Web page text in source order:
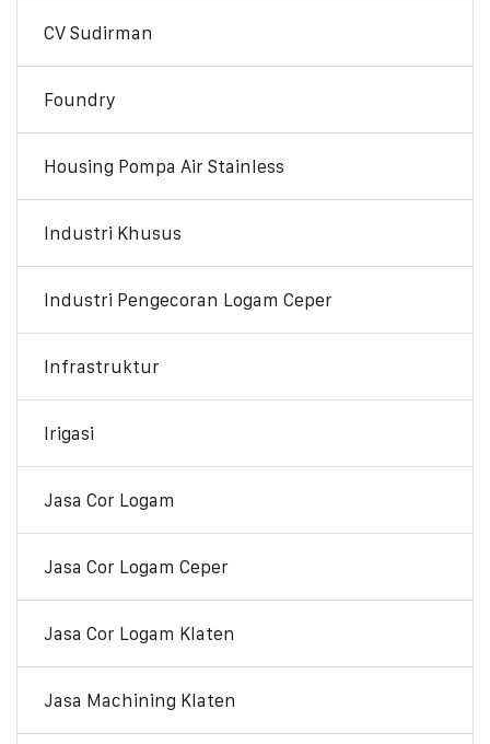
CV Sudirman
Foundry
Housing Pompa Air Stainless
Industri Khusus
Industri Pengecoran Logam Ceper
Infrastruktur
Irigasi
Jasa Cor Logam
Jasa Cor Logam Ceper
Jasa Cor Logam Klaten
Jasa Machining Klaten